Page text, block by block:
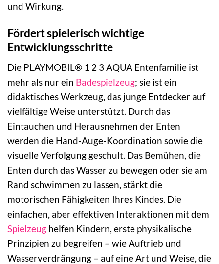
und Wirkung.
Fördert spielerisch wichtige
Entwicklungsschritte
Die PLAYMOBIL® 1 2 3 AQUA Entenfamilie ist
mehr als nur ein Badespielzeug; sie ist ein
didaktisches Werkzeug, das junge Entdecker auf
vielfältige Weise unterstützt. Durch das
Eintauchen und Herausnehmen der Enten
werden die Hand-Auge-Koordination sowie die
visuelle Verfolgung geschult. Das Bemühen, die
Enten durch das Wasser zu bewegen oder sie am
Rand schwimmen zu lassen, stärkt die
motorischen Fähigkeiten Ihres Kindes. Die
einfachen, aber effektiven Interaktionen mit dem
Spielzeug helfen Kindern, erste physikalische
Prinzipien zu begreifen – wie Auftrieb und
Wasserverdrängung – auf eine Art und Weise, die